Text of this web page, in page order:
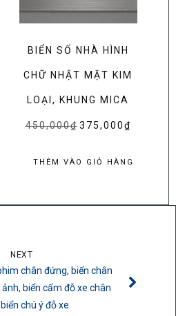
BIỂN SỐ NHÀ HÌNH
CHỮ NHẬT MẶT KIM
LOẠI, KHUNG MICA
450,000₫ Giá
là:
375,000₫Giá
tại
THÊM VÀO GIỎ HÀNG
NEXT
chân đứng, biển chân
biển cấm đỗ xe chân
chú ý đỗ xe